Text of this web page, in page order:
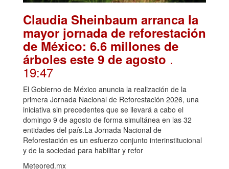
Claudia Sheinbaum arranca la
mayor jornada de reforestación
de México: 6.6 millones de
árboles este 9 de agosto .
19:47
El Gobierno de México anuncia la realización de la
primera Jornada Nacional de Reforestación 2026, una
iniciativa sin precedentes que se llevará a cabo el
domingo 9 de agosto de forma simultánea en las 32
entidades del país.La Jornada Nacional de
Reforestación es un esfuerzo conjunto interinstitucional
y de la sociedad para habilitar y refor
Meteored.mx